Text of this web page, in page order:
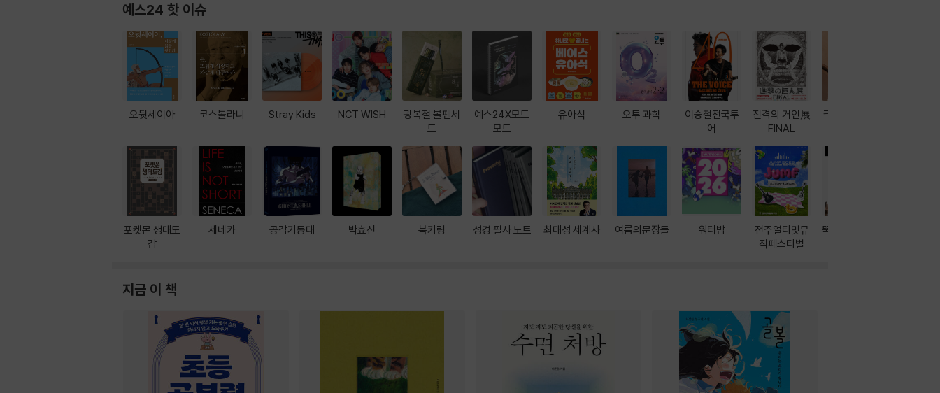
예스24 핫 이슈
오뒷세이아
포켓몬 생태도
감
코스톨라니
세네카
Stray Kids
공각기동대
NCT WISH
박효신
광복절 볼펜세
트
북키링
예스24X모트
모트
성경 필사 노트
유아식
최태성 세계사
오투 과학
여름의문장들
이승철전국투
어
워터밤
진격의 거인展
FINAL
전주얼티밋뮤
직페스티벌
크레마 이북 리
뚝딱! AI 3대장
지금 이 책